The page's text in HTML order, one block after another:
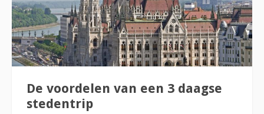
De voordelen van een 3 daagse
stedentrip